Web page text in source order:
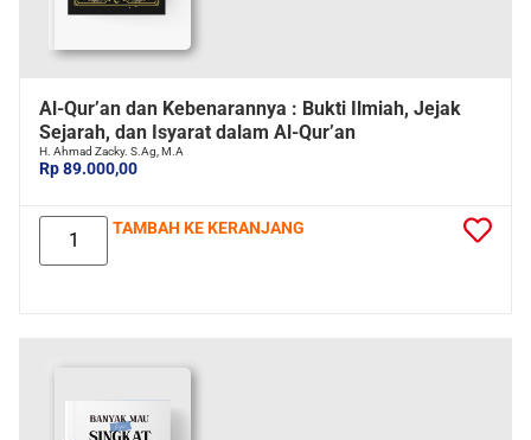
Al-Qur’an dan Kebenarannya : Bukti Ilmiah, Jejak
Sejarah, dan Isyarat dalam Al-Qur’an
H. Ahmad Zacky. S.Ag, M.A
Rp 89.000,00
TAMBAH KE KERANJANG